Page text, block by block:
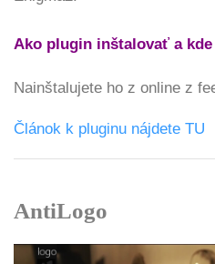
Ako plugin inštalovať a kde
Nainštalujete ho z online z
Článok k pluginu nájdete TU
AntiLogo